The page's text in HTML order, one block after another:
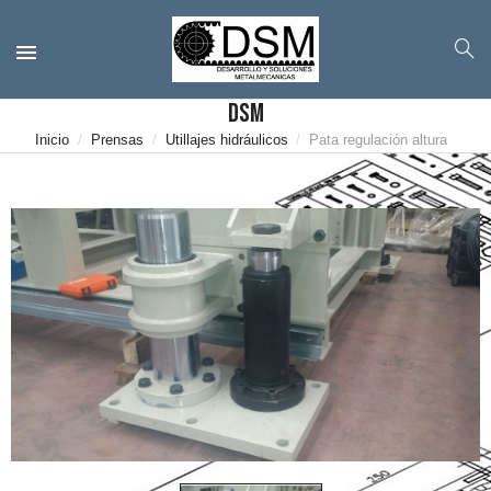
DSM
Inicio Prensas Utillajes hidráulicos Pata regulación altura